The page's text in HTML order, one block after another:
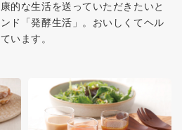
的な生活を送っていただきたいと
ド「発酵生活」。おいしくてヘル
います。